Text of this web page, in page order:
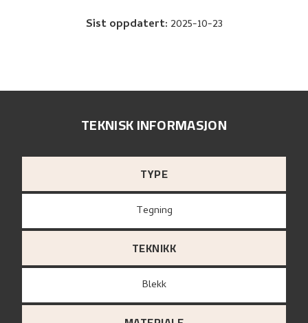
Sist oppdatert: 2025-10-23
TEKNISK INFORMASJON
TYPE
Tegning
TEKNIKK
Blekk